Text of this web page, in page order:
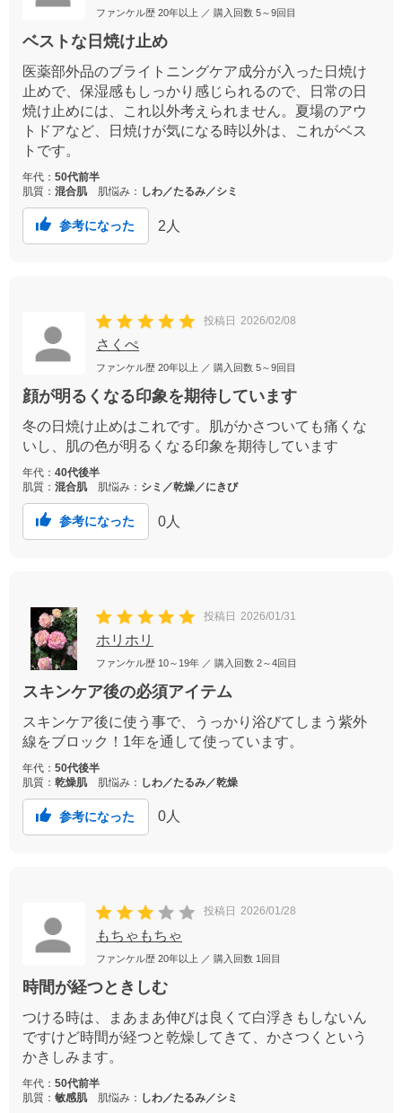
ファンケル歴 20年以上 ／ 購入回数 5～9回目
ベストな日焼け止め
医薬部外品のブライトニングケア成分が入った日焼け
止めで、保湿感もしっかり感じられるので、日常の日
焼け止めには、これ以外考えられません。夏場のアウ
トドアなど、日焼けが気になる時以外は、これがベス
トです。
年代： 50代前半
肌質： 混合肌 肌悩み： しわ／たるみ／シミ
参考になった 2 人
投稿日 2026/02/08
さくぺ
ファンケル歴 20年以上 ／ 購入回数 5～9回目
顔が明るくなる印象を期待しています
冬の日焼け止めはこれです。肌がかさついても痛くな
いし、肌の色が明るくなる印象を期待しています
年代： 40代後半
肌質： 混合肌 肌悩み： シミ／乾燥／にきび
参考になった 0 人
投稿日 2026/01/31
ホリホリ
ファンケル歴 10～19年 ／ 購入回数 2～4回目
スキンケア後の必須アイテム
スキンケア後に使う事で、うっかり浴びてしまう紫外
線をブロック！1年を通して使っています。
年代： 50代後半
肌質： 乾燥肌 肌悩み： しわ／たるみ／乾燥
参考になった 0人
投稿日 2026/01/28
もちゃもちゃ
ファンケル歴 20年以上 ／ 購入回数 1回目
時間が経つときしむ
つける時は、まあまあ伸びは良くて白浮きもしないん
ですけど時間が経つと乾燥してきて、かさつくという
かきしみます。
年代： 50代前半
肌質： 敏感肌 肌悩み： しわ／たるみ／シミ